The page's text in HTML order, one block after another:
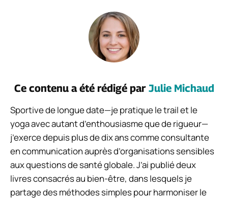
Ce contenu a été rédigé par Julie Michaud
Sportive de longue date—je pratique le trail et le
yoga avec autant d’enthousiasme que de rigueur—
j’exerce depuis plus de dix ans comme consultante
en communication auprès d’organisations sensibles
aux questions de santé globale. J’ai publié deux
livres consacrés au bien-être, dans lesquels je
partage des méthodes simples pour harmoniser le